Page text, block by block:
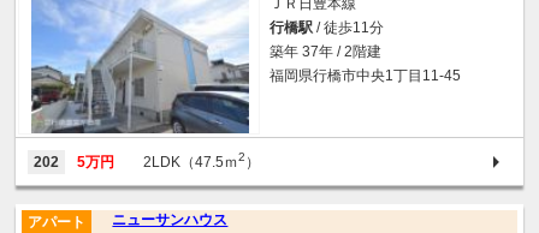
ＪＲ日豊本線
行橋駅 / 徒歩11分
築年 37年 / 2階建
福岡県行橋市中央1丁目11-45
202 5万円 2LDK（47.5ｍ2 ）
ニューサンハウス
アパート